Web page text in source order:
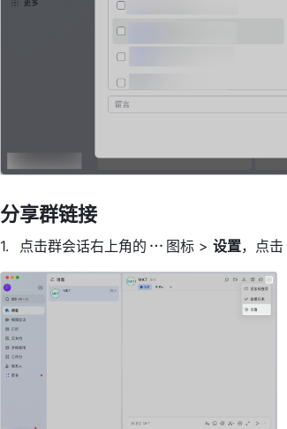
分享群链接
点击群会话右上角的 图标 > 设置，点击